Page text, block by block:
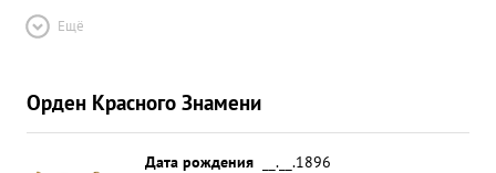
Ещё
Орден Красного Знамени
Дата рождения
__.__.1896